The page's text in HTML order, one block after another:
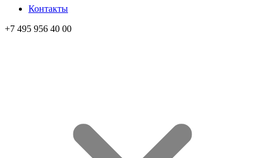
Контакты
+7 495 956 40 00